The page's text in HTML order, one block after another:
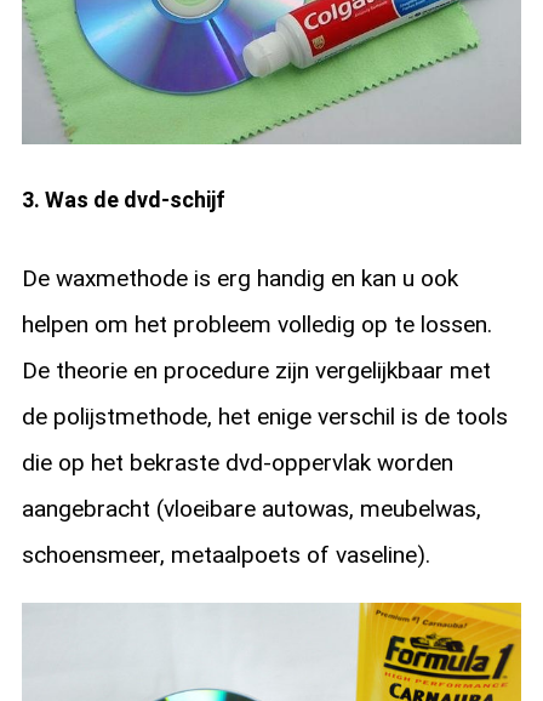
3. Was de dvd-schijf
De waxmethode is erg handig en kan u ook
helpen om het probleem volledig op te lossen.
De theorie en procedure zijn vergelijkbaar met
de polijstmethode, het enige verschil is de tools
die op het bekraste dvd-oppervlak worden
aangebracht (vloeibare autowas, meubelwas,
schoensmeer, metaalpoets of vaseline).